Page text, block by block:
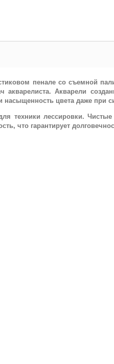
пенале со съемной
Акварели
насыщенность цвета даже при
техники лессировки.
что гарантирует